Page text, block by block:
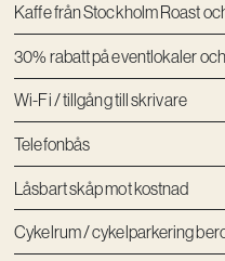
Kaffe från Stockholm Roast
30% rabatt på eventlokaler
Wi-Fi / tillgång till skrivare
Telefonbås
Låsbart skåp mot kostnad
Cykelrum / cykelparkering